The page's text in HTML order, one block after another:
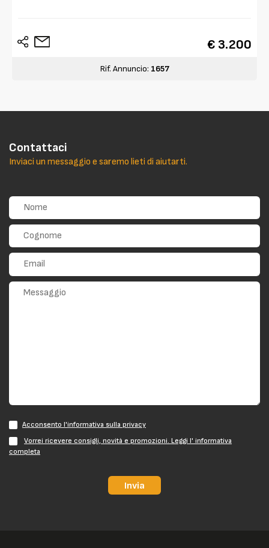
€ 3.200
Rif. Annuncio: 1657
Contattaci
Inviaci un messaggio e saremo lieti di aiutarti.
Acconsento l'informativa sulla privacy
Vorrei ricevere consigli, novità e promozioni. Leggi l' informativa
completa
Invia